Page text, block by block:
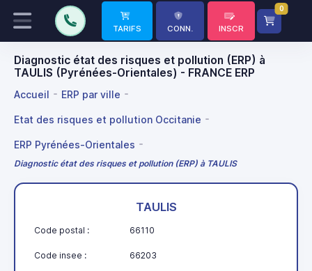
TARIFS CONN. INSCR
0
Diagnostic état des risques et pollution (ERP) à
TAULIS (Pyrénées-Orientales) - FRANCE ERP
Accueil ERP par ville
Etat des risques et pollution Occitanie
ERP Pyrénées-Orientales
Diagnostic état des risques et pollution (ERP) à TAULIS
TAULIS
Code postal : 66110
Code insee : 66203